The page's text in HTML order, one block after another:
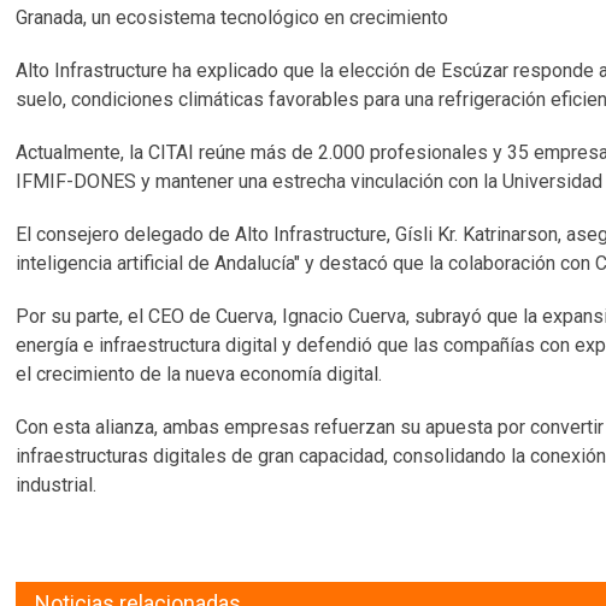
Granada, un ecosistema tecnológico en crecimiento
Alto Infrastructure ha explicado que la elección de Escúzar
suelo, condiciones climáticas favorables para una refrigeración
Actualmente, la CITAI reúne más de 2.000 profesionales y 35
IFMIF-DONES y mantener una estrecha vinculación con la Universidad
El consejero delegado de Alto Infrastructure, Gísli Kr. Katrinarson,
inteligencia artificial de Andalucía" y destacó que la colaboración con
Por su parte, el CEO de Cuerva, Ignacio Cuerva, subrayó que la
energía e infraestructura digital y defendió que las compañías con
el crecimiento de la nueva economía digital.
Con esta alianza, ambas empresas refuerzan su apuesta por
infraestructuras digitales de gran capacidad, consolidando la
industrial.